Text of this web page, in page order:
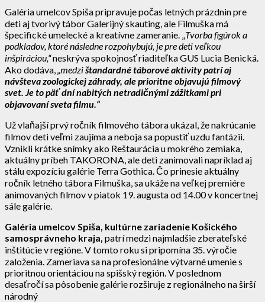
Galéria umelcov Spiša pripravuje počas letných prázdnin pre
deti aj tvorivý tábor Galerijný skauting, ale Filmuška má
špecifické umelecké a kreatívne zameranie. „ Tvorba figúrok a
podkladov, ktoré následne rozpohybujú, je pre deti veľkou
inšpiráciou,“neskrýva spokojnosť riaditeľka GUS Lucia Benická.
Ako dodáva, „medzištandardné táborové aktivity patrí aj
návšteva zoologickej záhrady, ale prioritne objavujú filmový
svet. Je to päť dní nabitých netradičnými zážitkami pri
objavovaní sveta filmu.“
Už vlaňajší prvý ročník filmového tábora ukázal, že nakrúcanie
filmov deti veľmi zaujíma a neboja sa popustiť uzdu fantázii.
Vznikli krátke snímky ako Reštaurácia u mokrého zemiaka,
aktuálny príbeh TAKORONA, ale deti zanimovali napríklad aj
stálu expozíciu galérie Terra Gothica. Čo prinesie aktuálny
ročník letného tábora Filmuška, sa ukáže na veľkej premiére
animovaných filmov v piatok 19. augusta od 14.00 v koncertnej
sále galérie.
Galéria umelcov Spiša, kultúrne zariadenie Košického
samosprávneho kraja, patrí medzi najmladšie zberateľské
inštitúcie v regióne. V tomto roku si pripomína 35. výročie
založenia. Zameriava sa na profesionálne výtvarné umenie s
prioritnou orientáciou na spišský región. V poslednom
desaťročí sa pôsobenie galérie rozširuje z regionálneho na širší
národný